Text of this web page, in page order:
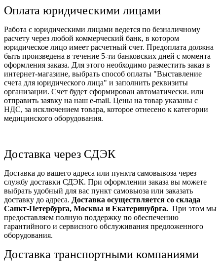
Оплата юридическими лицами
Работа с юридическими лицами ведется по безналичному
расчету через любой коммерческий банк, в котором
юридическое лицо имеет расчетный счет. Предоплата должна
быть произведена в течение 5-ти банковских дней с момента
оформления заказа. Для этого необходимо разместить заказ в
интернет-магазине, выбрать способ оплаты "Выставление
счета для юридического лица" и заполнить реквизиты
организации. Счет будет сформирован автоматически. или
отправить заявку на наш e-mail. Цены на товар указаны с
НДС, за исключением товара, которое отнесено к категории
медицинского оборудования.
Доставка через СДЭК
Доставка до вашего адреса или пункта самовывоза через
службу доставки СДЭК. При оформлении заказа вы можете
выбрать удобный для вас пункт самовыоза или заказать
доставку до адреса. Доставка осуществляется со склада
Санкт-Петербурга, Москвы и Екатеринубрга. При этом мы
предоставляем полную поддержку по обеспечению
гарантийного и сервисного обслуживания предложенного
оборудования.
Доставка транспортными компаниями